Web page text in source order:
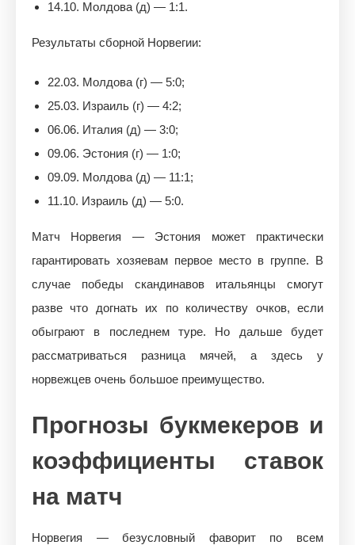
14.10. Молдова (д) — 1:1.
Результаты сборной Норвегии:
22.03. Молдова (г) — 5:0;
25.03. Израиль (г) — 4:2;
06.06. Италия (д) — 3:0;
09.06. Эстония (г) — 1:0;
09.09. Молдова (д) — 11:1;
11.10. Израиль (д) — 5:0.
Матч Норвегия — Эстония может практически
гарантировать хозяевам первое место в группе. В
случае победы скандинавов итальянцы смогут
разве что догнать их по количеству очков, если
обыграют в последнем туре. Но дальше будет
рассматриваться разница мячей, а здесь у
норвежцев очень большое преимущество.
Прогнозы букмекеров и
коэффициенты ставок
на матч
Норвегия — безусловный фаворит по всем